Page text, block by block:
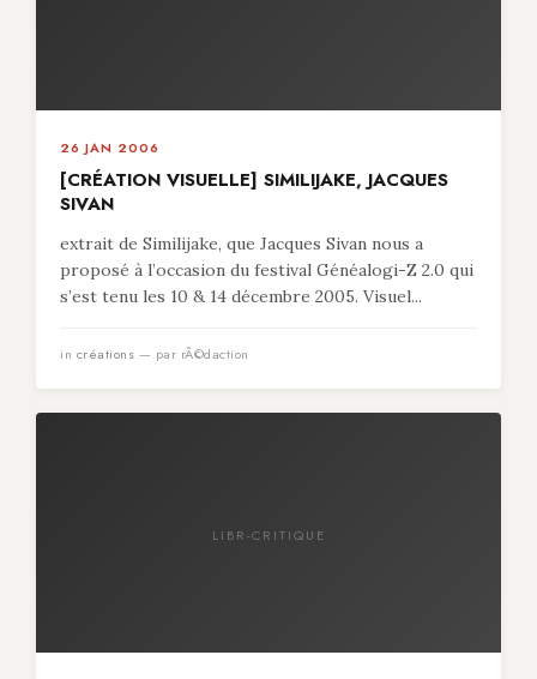
26 JAN 2006
[CRÉATION VISUELLE] SIMILIJAKE, JACQUES
SIVAN
extrait de Similijake, que Jacques Sivan nous a
proposé à l’occasion du festival Généalogi-Z 2.0 qui
s’est tenu les 10 & 14 décembre 2005. Visuel...
in créations — par rÃ©daction
LIBR-CRITIQUE